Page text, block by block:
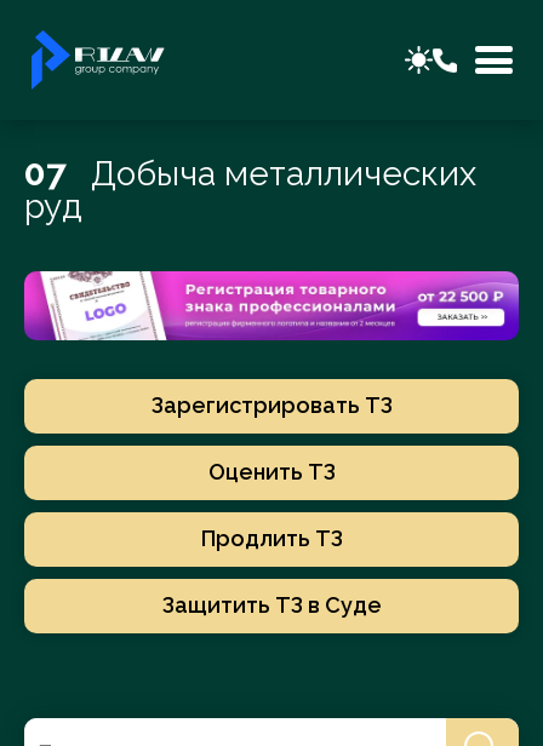
07
Добыча металлических
руд
Зарегистрировать ТЗ
Оценить ТЗ
Продлить ТЗ
Защитить ТЗ в Суде